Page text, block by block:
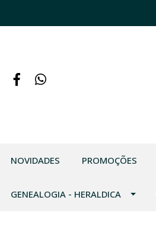
NOVIDADES PROMOÇÕES
GENEALOGIA - HERALDICA